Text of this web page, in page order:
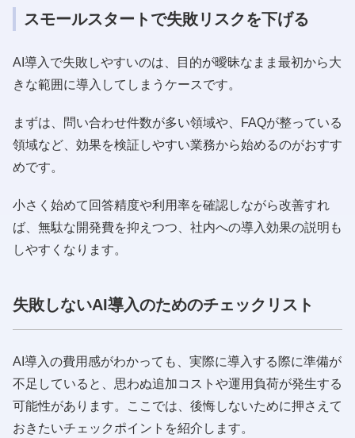
スモールスタートで失敗リスクを下げる
AI導入で失敗しやすいのは、目的が曖昧なまま最初から大
きな範囲に導入してしまうケースです。
まずは、問い合わせ件数が多い領域や、FAQが整っている
領域など、効果を検証しやすい業務から始めるのがおすす
めです。
小さく始めて回答精度や利用率を確認しながら改善すれ
ば、無駄な開発費を抑えつつ、社内への導入効果の説明も
しやすくなります。
失敗しないAI導入のためのチェックリスト
AI導入の費用感がわかっても、実際に導入する際に準備が
不足していると、思わぬ追加コストや運用負荷が発生する
可能性があります。ここでは、後悔しないために押さえて
おきたいチェックポイントを紹介します。